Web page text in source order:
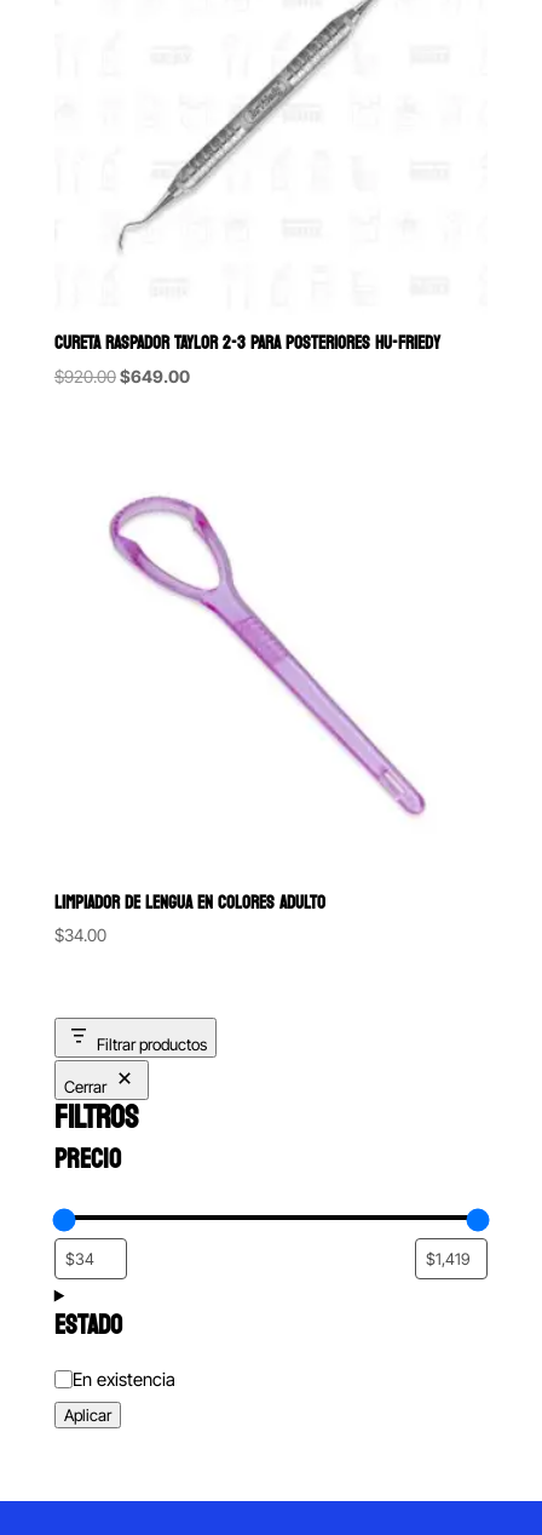
CURETA RASPADOR TAYLOR 2-3 PARA POSTERIORES HU-FRIEDY
$920.00Original
$649.00Current
LIMPIADOR DE LENGUA EN COLORES ADULTO
$34.00
Filtrar productos
Cerrar
FILTROS
PRECIO
ESTADO
Estado
En existencia
Aplicar